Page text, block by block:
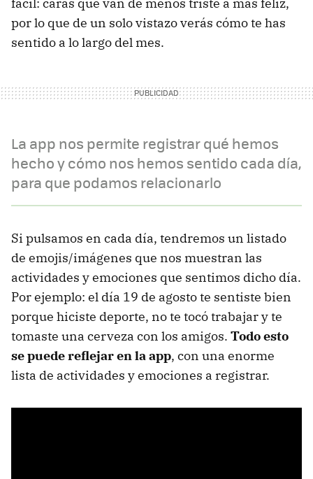
fácil: caras que van de menos triste a más feliz,
por lo que de un solo vistazo verás cómo te has
sentido a lo largo del mes.
La app nos permite registrar qué hemos
hecho y cómo nos hemos sentido cada día,
para que podamos relacionarlo
Si pulsamos en cada día, tendremos un listado
de emojis/imágenes que nos muestran las
actividades y emociones que sentimos dicho día.
Por ejemplo: el día 19 de agosto te sentiste bien
porque hiciste deporte, no te tocó trabajar y te
tomaste una cerveza con los amigos. Todo esto
se puede reflejar en la app, con una enorme
lista de actividades y emociones a registrar.